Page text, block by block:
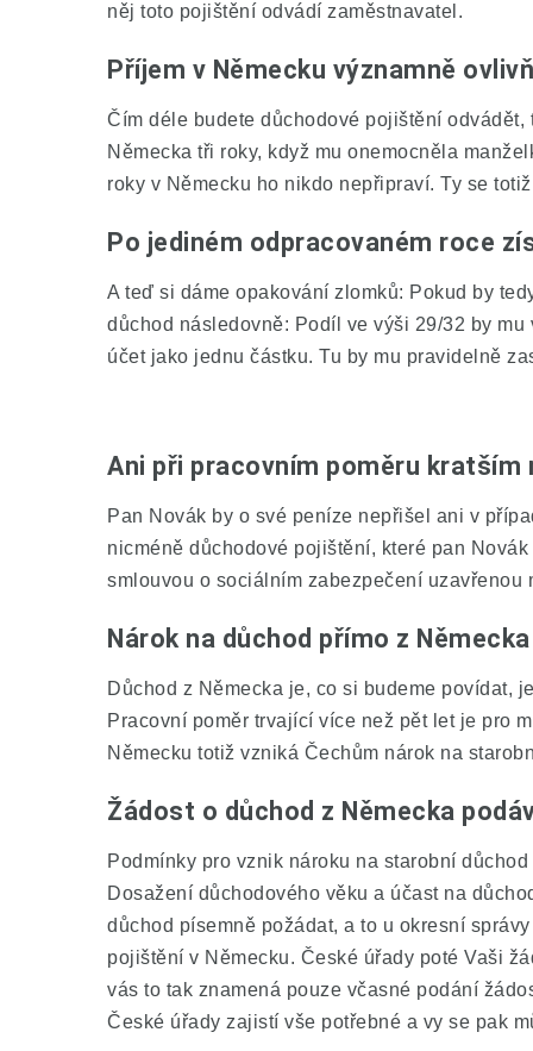
něj toto pojištění odvádí zaměstnavatel.
Příjem v Německu významně
Čím déle budete důchodové pojištění
Německa tři roky, když mu onemocněla
roky v Německu ho nikdo nepřipraví. Ty se
Po jediném odpracovaném roce
A teď si dáme opakování zlomků: Pokud by
důchod následovně: Podíl ve výši 29/32 by
účet jako jednu částku. Tu by mu pravidelně
Ani při pracovním poměru kratším
Pan Novák by o své peníze nepřišel ani v
nicméně důchodové pojištění, které pan
smlouvou o sociálním zabezpečení uzavřenou
Nárok na důchod přímo z
Důchod z Německa je, co si budeme povídat,
Pracovní poměr trvající více než pět let je pro
Německu totiž vzniká Čechům nárok na
Žádost o důchod z Německa
Podmínky pro vznik nároku na starobní
Dosažení důchodového věku a účast na
důchod písemně požádat, a to u okresní
pojištění v Německu. České úřady poté Vaši
vás to tak znamená pouze včasné podání
České úřady zajistí vše potřebné a vy se pak